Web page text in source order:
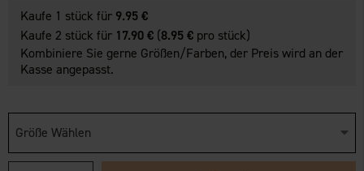
Kaufe 1 stück für 9.95 €
Kaufe 2 stück für 17.90 € (8.95 € pro stück)
Kombiniere Sie gerne Größen/Farben, der Preis wird an der
Kasse angepasst.
Größe Wählen